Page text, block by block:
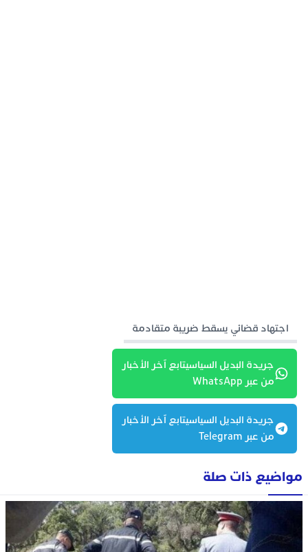
اجتهاد قضائي يسقط ضريبة متقادمة
جريدة البديل السياسيتابع آخر الأخبار
من عبر WhatsApp
جريدة البديل السياسيتابع آخر الأخبار
من عبر Telegram
مواضيع ذات صلة